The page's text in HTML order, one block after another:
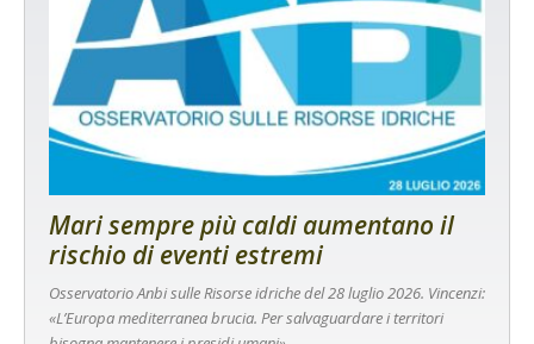
Mari sempre più caldi aumentano il
rischio di eventi estremi
Osservatorio Anbi sulle Risorse idriche del 28 luglio 2026. Vincenzi:
«L’Europa mediterranea brucia. Per salvaguardare i territori